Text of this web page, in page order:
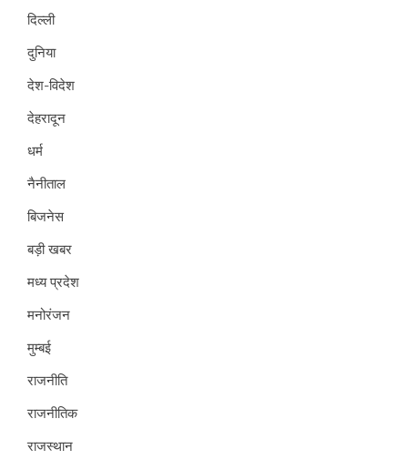
दिल्ली
दुनिया
देश-विदेश
देहरादून
धर्म
नैनीताल
बिजनेस
बड़ी खबर
मध्य प्रदेश
मनोरंजन
मुम्बई
राजनीति
राजनीतिक
राजस्थान